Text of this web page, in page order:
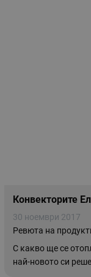
Конвекторите
30 ноември 2017
Ревюта на
С какво ще се
най-новото си